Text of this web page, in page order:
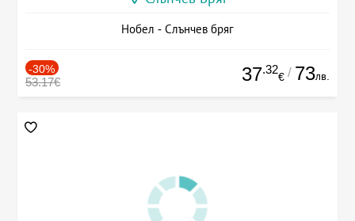
Нобел - Слънчев бряг
-30%
53.17€ 37.32
€ / 73лв.